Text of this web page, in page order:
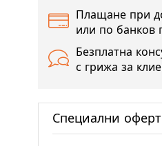
Плащане при
или по банков
Безплатна
с грижа за
Специални